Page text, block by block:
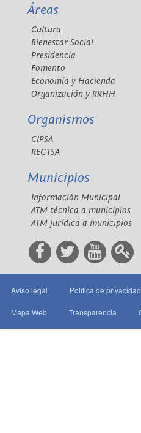
Áreas
Cultura
Bienestar Social
Presidencia
Fomento
Economía y Hacienda
Organización y RRHH
Organismos
CIPSA
REGTSA
Municipios
Información Municipal
ATM técnica a municipios
ATM jurídica a municipios
Aviso legal Política de privacidad
Mapa Web Transparencia